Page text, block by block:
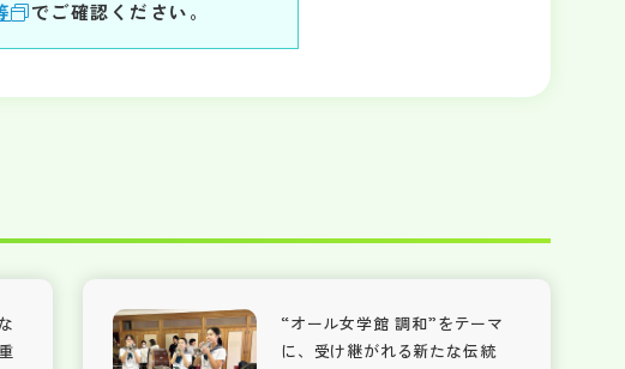
でご確認ください。
“オール女学館 調和”をテーマ
に、受け継がれる新たな伝統